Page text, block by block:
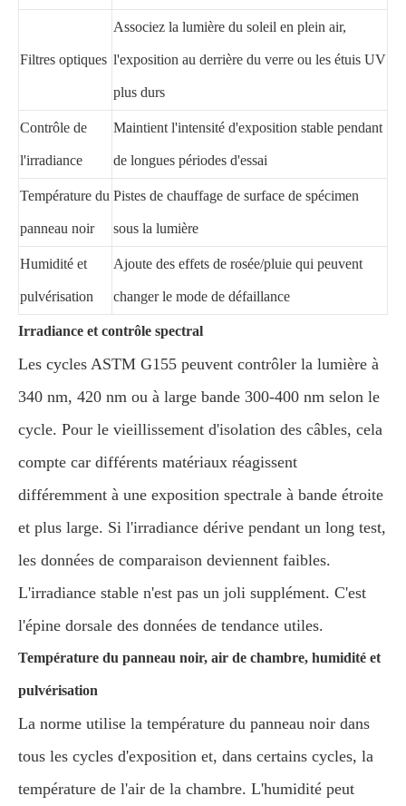
Filtres optiques
Associez la lumière du soleil en plein air,
l'exposition au derrière du verre ou les étuis UV
plus durs
Contrôle de
l'irradiance
Maintient l'intensité d'exposition stable pendant
de longues périodes d'essai
Température du
panneau noir
Pistes de chauffage de surface de spécimen
sous la lumière
Humidité et
pulvérisation
Ajoute des effets de rosée/pluie qui peuvent
changer le mode de défaillance
Irradiance et contrôle spectral
Les cycles ASTM G155 peuvent contrôler la lumière à
340 nm, 420 nm ou à large bande 300-400 nm selon le
cycle. Pour le vieillissement d'isolation des câbles, cela
compte car différents matériaux réagissent
différemment à une exposition spectrale à bande étroite
et plus large. Si l'irradiance dérive pendant un long test,
les données de comparaison deviennent faibles.
L'irradiance stable n'est pas un joli supplément. C'est
l'épine dorsale des données de tendance utiles.
Température du panneau noir, air de chambre, humidité et
pulvérisation
La norme utilise la température du panneau noir dans
tous les cycles d'exposition et, dans certains cycles, la
température de l'air de la chambre. L'humidité peut